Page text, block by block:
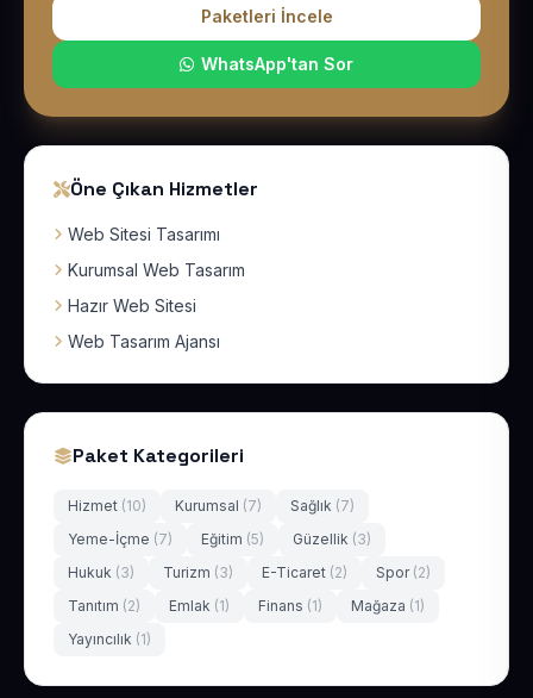
Paketleri İncele
WhatsApp'tan Sor
Öne Çıkan Hizmetler
Web Sitesi Tasarımı
Kurumsal Web Tasarım
Hazır Web Sitesi
Web Tasarım Ajansı
Paket Kategorileri
Hizmet (10) Kurumsal (7) Sağlık (7)
Yeme-İçme (7) Eğitim (5) Güzellik (3)
Hukuk (3) Turizm (3) E-Ticaret (2) Spor (2)
Tanıtım (2) Emlak (1) Finans (1) Mağaza (1)
Yayıncılık (1)